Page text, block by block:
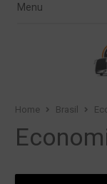
Menu
Menu
Home Brasil